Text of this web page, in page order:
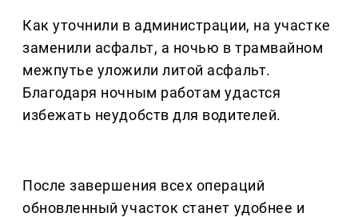
Как уточнили в администрации, на участке
заменили асфальт, а ночью в трамвайном
межпутье уложили литой асфальт.
Благодаря ночным работам удастся
избежать неудобств для водителей.
После завершения всех операций
обновленный участок станет удобнее и